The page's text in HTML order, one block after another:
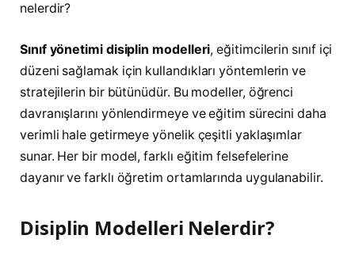
nelerdir?
Sınıf yönetimi disiplin modelleri, eğitimcilerin sınıf içi
düzeni sağlamak için kullandıkları yöntemlerin ve
stratejilerin bir bütünüdür. Bu modeller, öğrenci
davranışlarını yönlendirmeye ve eğitim sürecini daha
verimli hale getirmeye yönelik çeşitli yaklaşımlar
sunar. Her bir model, farklı eğitim felsefelerine
dayanır ve farklı öğretim ortamlarında uygulanabilir.
Disiplin Modelleri Nelerdir?